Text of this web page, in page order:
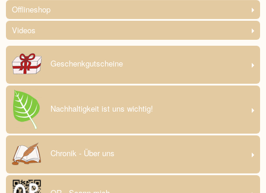
Offlineshop
Videos
Geschenkgutscheine
Nachhaltigkeit ist uns wichtig!
Chronik - Über uns